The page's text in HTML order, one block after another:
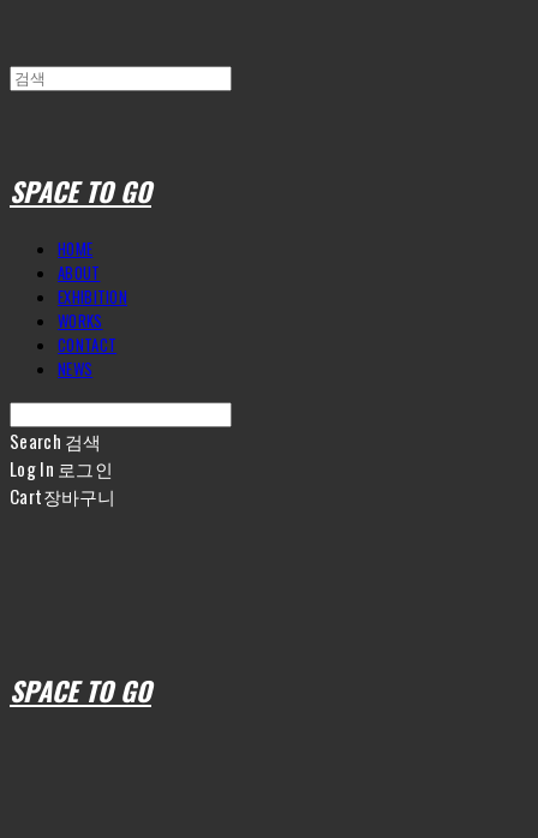
SPACE TO GO
HOME
ABOUT
EXHIBITION
WORKS
CONTACT
NEWS
Search 검색
Log In 로그인
Cart장바구니
SPACE TO GO